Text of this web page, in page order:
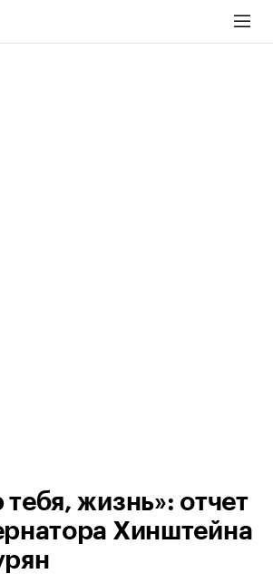
жизнь»: отчет
Хинштейна